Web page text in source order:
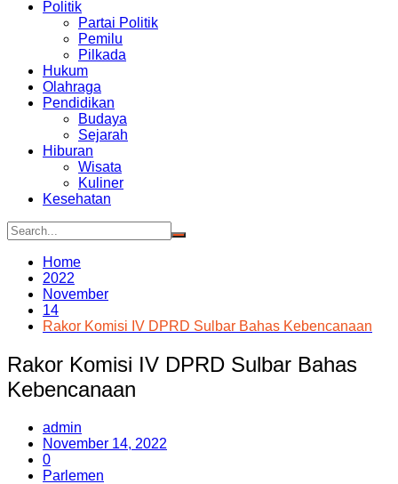
Politik
Partai Politik
Pemilu
Pilkada
Hukum
Olahraga
Pendidikan
Budaya
Sejarah
Hiburan
Wisata
Kuliner
Kesehatan
Home
2022
November
14
Rakor Komisi IV DPRD Sulbar Bahas Kebencanaan
Rakor Komisi IV DPRD Sulbar Bahas
Kebencanaan
admin
November 14, 2022
0
Parlemen